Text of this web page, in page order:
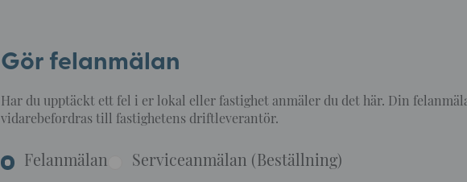
Gör felanmälan
Har du upptäckt ett fel i er lokal eller fastighet anmäler du det här. Din
vidarebefordras till fastighetens driftleverantör.
Felanmälan Serviceanmälan (Beställning)